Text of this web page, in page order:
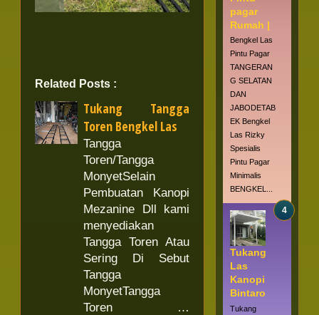
Related Posts :
Tukang Tangga
Toren Bengkel Las
Tangga
Toren/Tangga
MonyetSelain
Pembuatan Kanopi
Mezanine Dll kami
menyediakan
Tangga Toren Atau
Sering Di Sebut
Tangga
MonyetTangga
Toren …
pagar
Rumah |
Bengkel Las
Pintu Pagar
TANGERAN
G SELATAN
DAN
JABODETAB
EK Bengkel
Las Rizky
Spesialis
Pintu Pagar
Minimalis
BENGKEL...
Tukang
Las
Kanopi
Bintaro
Tukang